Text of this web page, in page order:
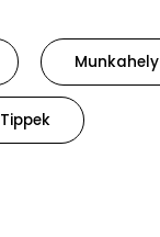
Munkahely
Tippek